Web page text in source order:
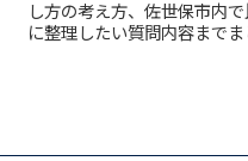
し方の考え方、佐世保市内
に整理したい質問内容まで
すぎず、自分に合う占いの